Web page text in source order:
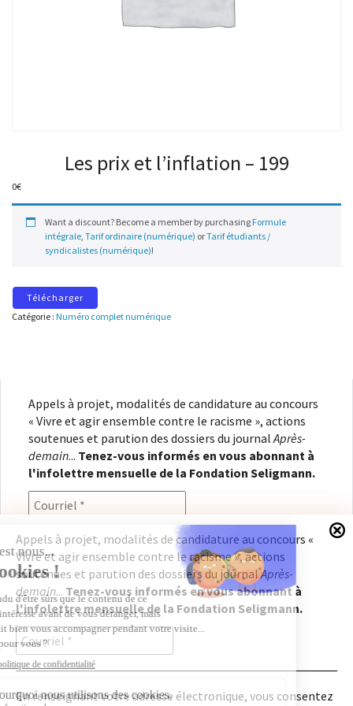
Les prix et l’inflation – 199
0€
Want a discount? Become a member by purchasing Formule
intégrale, Tarif ordinaire (numérique) orTarif étudiants /
syndicalistes (numérique)!
Télécharger
Catégorie : Numéro complet numérique
Appels à projet, modalités de candidature au concours
« Vivre et agir ensemble contre le racisme », actions
soutenues et parution des dossiers du journal Après-
demain... Tenez-vous informés en vous abonnant à
l'infolettre mensuelle de la Fondation Seligmann.
En renseignant votre adresse électronique, vous
consentez à recevoir l'infolettre de la Fondation
Seligmann, conformément à notrepolitique de
confidentialité. Il vous sera possible de vous
désabonner à tout moment.
Appels à projet, modalités de candidature au concours «
Vivre et agir ensemble contre le racisme », actions
soutenues et parution des dossiers du journalAprès-
demain... Tenez-vous informés en vous abonnant à
l'infolettre mensuelle de la Fondation Seligmann.
En renseignant votre adresse électronique, vous consentez